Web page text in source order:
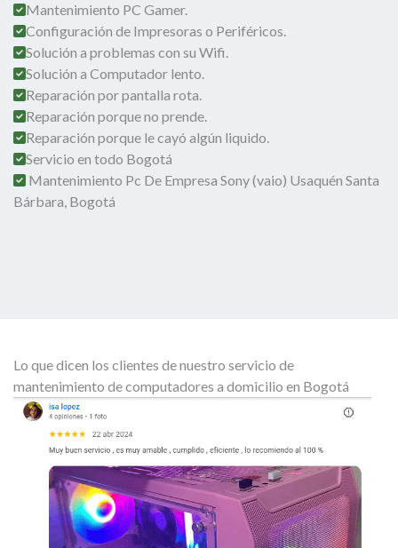
Mantenimiento PC Gamer.
Configuración de Impresoras o Periféricos.
Solución a problemas con su Wifi.
Solución a Computador lento.
Reparación por pantalla rota.
Reparación porque no prende.
Reparación porque le cayó algún liquido.
Servicio en todo Bogotá
Mantenimiento Pc De Empresa Sony (vaio) Usaquén Santa
Bárbara, Bogotá
Lo que dicen los clientes de nuestro servicio de
mantenimiento de computadores a domicilio en Bogotá